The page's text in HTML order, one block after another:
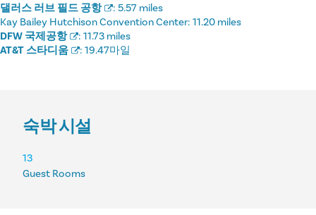
댈러스 러브 필드 공항 : 5.57 miles
Kay Bailey Hutchison Convention Center: 11.20 miles
DFW 국제공항
: 11.73 miles
AT&T 스타디움
: 19.47마일
숙박 시설
숙박 시설
Guest Rooms
13